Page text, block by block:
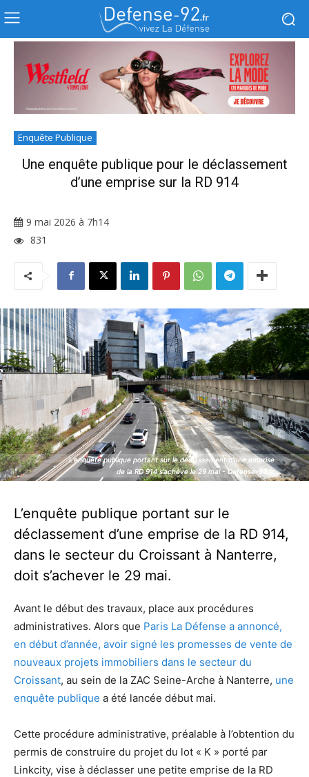
Enquête Publique
Une enquête publique pour le déclassement
d’une emprise sur la RD 914
9 mai 2026 à 7h14
831
L’enquête publique portant sur le déclassement d’une emprise
de la RD 914 s’achève le 29 mai - Defense-92.fr
L’enquête publique portant sur le déclassement d’une emprise
de la RD 914 s’achève le 29 mai - Defense-92.fr
L’enquête publique portant sur le
déclassement d’une emprise de la RD 914,
dans le secteur du Croissant à Nanterre,
doit s’achever le 29 mai.
Avant le début des travaux, place aux procédures
administratives. Alors que Paris La Défense a annoncé,
en début d’année, avoir signé les promesses de vente de
nouveaux projets immobiliers dans le secteur du
Croissant, au sein de la ZAC Seine-Arche à Nanterre, une
enquête publique a été lancée début mai.
Cette procédure administrative, préalable à l’obtention du
permis de construire du projet du lot « K » porté par
Linkcity, vise à déclasser une petite emprise de la RD